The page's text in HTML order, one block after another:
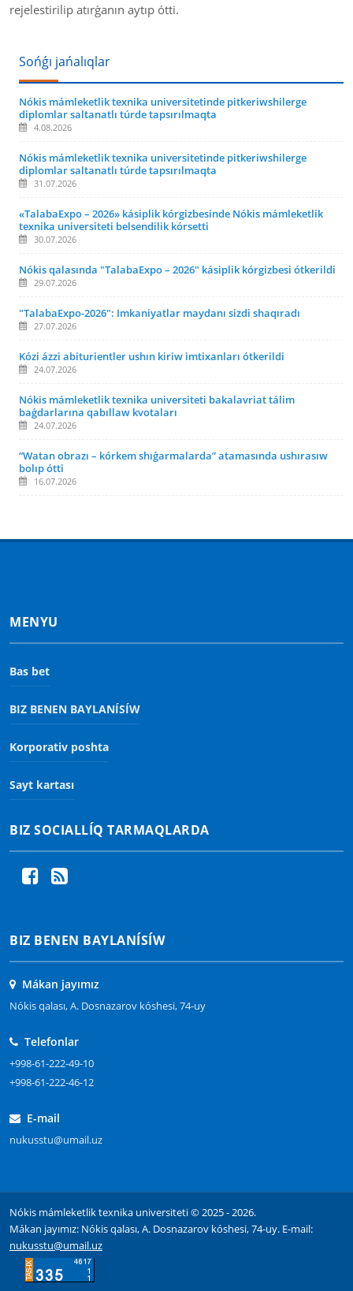
rejelestirilip atırǵanın aytıp ótti.
Sońǵı jańalıqlar
Nókis mámleketlik texnika universitetinde pitkeriwshilerge
diplomlar saltanatlı túrde tapsırılmaqta
4.08.2026
Nókis mámleketlik texnika universitetinde pitkeriwshilerge
diplomlar saltanatlı túrde tapsırılmaqta
31.07.2026
«TalabaExpo – 2026» kásiplik kórgizbesinde Nókis mámleketlik
texnika universiteti belsendilik kórsetti
30.07.2026
Nókis qalasında "TalabaExpo – 2026" kásiplik kórgizbesi ótkerildi
29.07.2026
"TalabaExpo-2026": Imkaniyatlar maydanı sizdi shaqıradı
27.07.2026
Kózi ázzi abiturientler ushın kiriw imtixanları ótkerildi
24.07.2026
Nókis mámleketlik texnika universiteti bakalavriat tálim
baǵdarlarına qabıllaw kvotaları
24.07.2026
“Watan obrazı – kórkem shıǵarmalarda” atamasında ushırasıw
bolıp ótti
16.07.2026
MENYU
Bas bet
BIZ BENEN BAYLANÍSÍW
Korporativ poshta
Sayt kartası
BIZ SOCIALLÍQ TARMAQLARDA
BIZ BENEN BAYLANÍSÍW
Mákan jayımız
Nókis qalası, A. Dosnazarov kóshesi, 74-uy
Telefonlar
+998-61-222-49-10
+998-61-222-46-12
E-mail
nukusstu@umail.uz
Nókis mámleketlik texnika universiteti © 2025 - 2026.
Mákan jayımız: Nókis qalası, A. Dosnazarov kóshesi, 74-uy. E-mail:
nukusstu@umail.uz